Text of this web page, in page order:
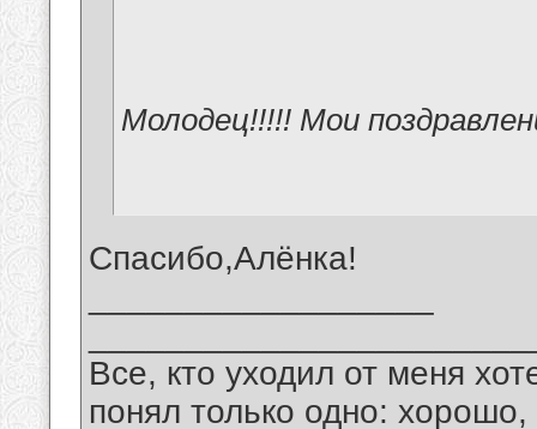
Молодец!!!!! Мои
Спасибо,Алёнка!
Все, кто уходил от меня
понял только одно: